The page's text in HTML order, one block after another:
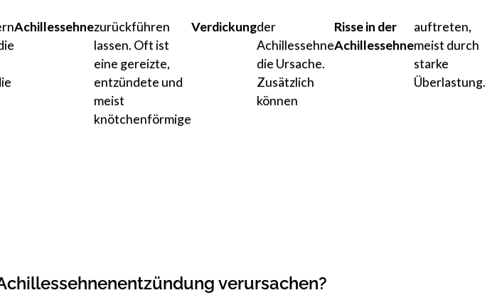
Achillessehnezurückführen
lassen. Oft ist
eine gereizte,
entzündete und
meist
knötchenförmige
Verdickungder
Achillessehne
die Ursache.
Zusätzlich
können
Risse in der
Achillessehne
auftreten,
meist durch
starke
Überlastung.
verursachen?